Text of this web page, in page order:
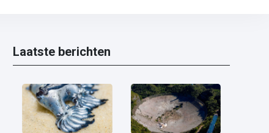
Laatste berichten